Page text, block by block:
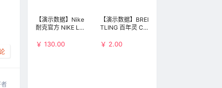
【演示数据】Nike
耐克官方 NIKE LF
W 男子运动鞋 AA
￥ 130.00
【演示数据】BREI
TLING 百年灵 Chr
ne AB01442J-B
￥ 2.00